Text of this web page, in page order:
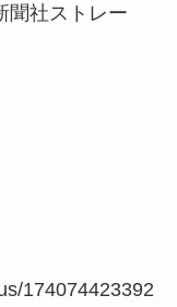
聞社ストレー
174074423392